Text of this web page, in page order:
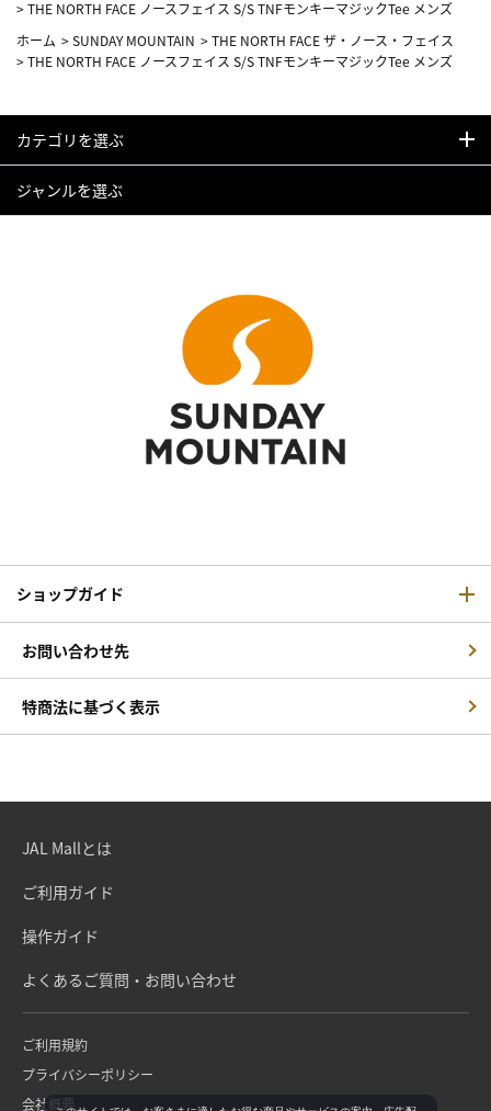
>THE NORTH FACE ノースフェイス S/S TNFモンキーマジックTee メンズ
ホーム >SUNDAY MOUNTAIN >THE NORTH FACE ザ・ノース・フェイス
>THE NORTH FACE ノースフェイス S/S TNFモンキーマジックTee メンズ
カテゴリを選ぶ
ジャンルを選ぶ
ショップガイド
お問い合わせ先
特商法に基づく表示
JAL Mallとは
ご利用ガイド
操作ガイド
よくあるご質問・お問い合わせ
ご利用規約
プライバシーポリシー
会社概要